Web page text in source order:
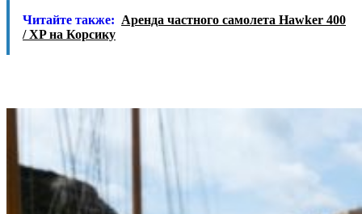
Читайте также: Аренда частного самолета Hawker 400
/ XP на Корсику